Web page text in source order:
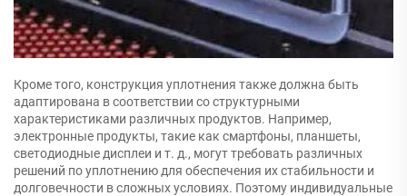
Кроме того, конструкция уплотнения также должна быть
адаптирована в соответствии со структурными
характеристиками различных продуктов. Например,
электронные продукты, такие как смартфоны, планшеты,
светодиодные дисплеи и т. д., могут требовать различных
решений по уплотнению для обеспечения их стабильности и
долговечности в сложных условиях. Поэтому индивидуальные